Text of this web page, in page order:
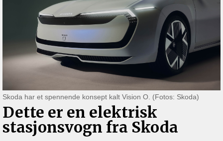
Skoda har et spennende konsept kalt Vision O. (Fotos: Skoda)
Dette er en elektrisk
stasjonsvogn fra Skoda